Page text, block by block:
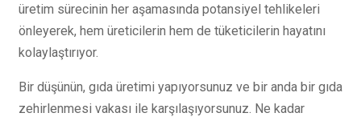
üretim sürecinin her aşamasında potansiyel tehlikeleri
önleyerek, hem üreticilerin hem de tüketicilerin hayatını
kolaylaştırıyor.
Bir düşünün, gıda üretimi yapıyorsunuz ve bir anda bir gıda
zehirlenmesi vakası ile karşılaşıyorsunuz. Ne kadar